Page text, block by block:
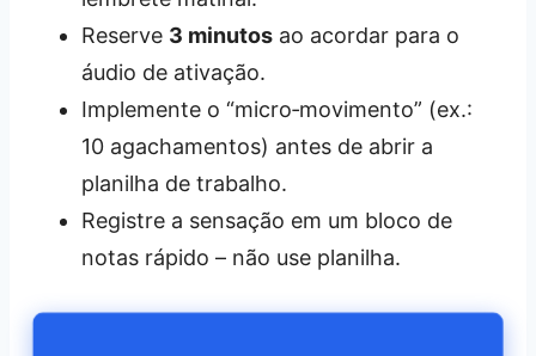
Reserve 3 minutos ao acordar para o
áudio de ativação.
Implemente o “micro‑movimento” (ex.:
10 agachamentos) antes de abrir a
planilha de trabalho.
Registre a sensação em um bloco de
notas rápido – não use planilha.